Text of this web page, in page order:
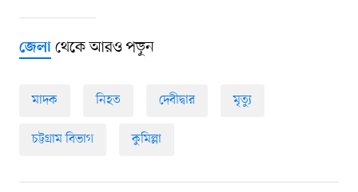
জেলাথেকে আরও পড়ুন
মাদক নিহত দেবীদ্বার মৃত্যু
চট্টগ্রাম বিভাগ কুমিল্লা